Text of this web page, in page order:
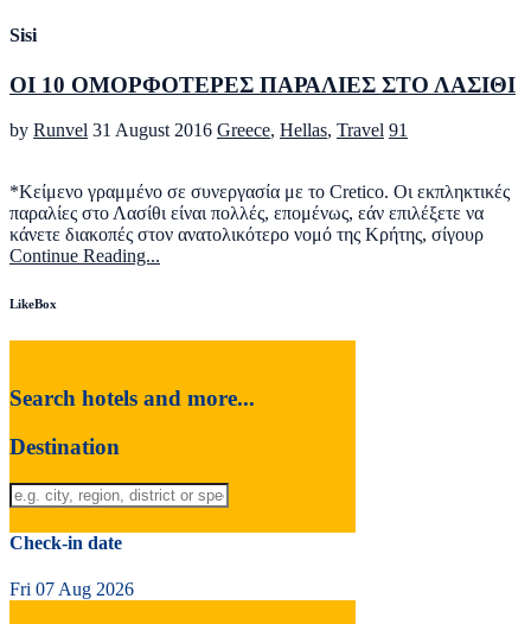
Sisi
ΟΙ 10 ΟΜΟΡΦΟΤΕΡΕΣ ΠΑΡΑΛΙΕΣ ΣΤΟ ΛΑΣΙΘΙ
by Runvel 31 August 2016 Greece, Hellas, Travel 91
*Κείμενο γραμμένο σε συνεργασία με τo Cretico. Οι εκπληκτικές
παραλίες στο Λασίθι είναι πολλές, επομένως, εάν επιλέξετε να
κάνετε διακοπές στον ανατολικότερο νομό της Κρήτης, σίγουρ
Continue Reading...
LikeBox
Search hotels and more...
Destination
Check-in date
Fri 07 Aug 2026